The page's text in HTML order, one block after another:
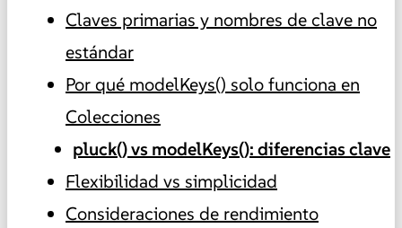
Claves primarias y nombres de clave no
estándar
Por qué modelKeys() solo funciona en
Colecciones
pluck() vs modelKeys(): diferencias clave
Flexibilidad vs simplicidad
Consideraciones de rendimiento